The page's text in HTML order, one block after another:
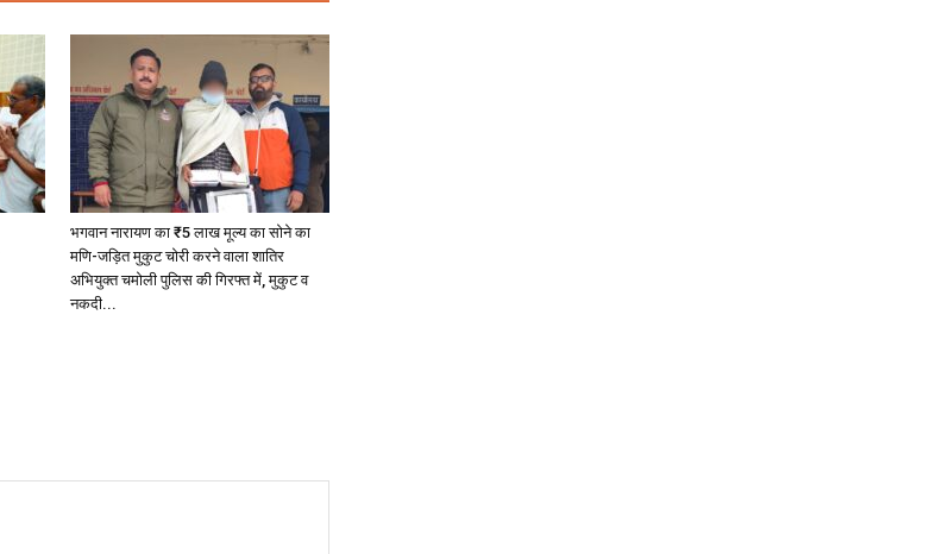
भगवान नारायण का ₹5 लाख मूल्य का सोने का
मणि-जड़ित मुकुट चोरी करने वाला शातिर
अभियुक्त चमोली पुलिस की गिरफ्त में, मुकुट व
नकदी...